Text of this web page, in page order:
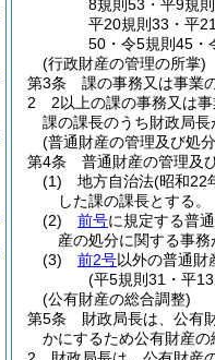
8規則53・平9規
平20規則33・平
50・令5規則45・
(行政財産の管理の所掌)
第3条
課の事務又は事業
2
2以上の課の事務又は
課の課長のうち財政局長
(普通財産の管理及び処
第4条
普通財産の管理及
(1)
地方自治法(昭和22
した課の課長とする。
(2)
前号に規定する普
産の処分に関する事務
(3)
前2号以外の普通財
(平5規則31・平
(公有財産の総合調整)
第5条
財政局長は、公有
かにするため公有財産